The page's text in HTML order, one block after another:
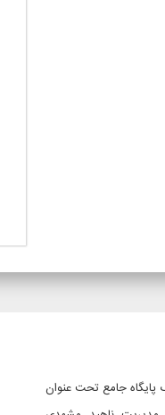
پایگاه جامع تحت عنوان